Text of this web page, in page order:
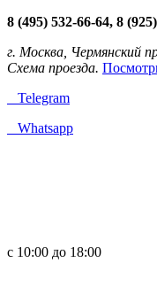
8 (495) 532-66-64, 8
г. Москва, Чермянский
Схема проезда.
Telegram
Whatsapp
с 10:00 до 18:00